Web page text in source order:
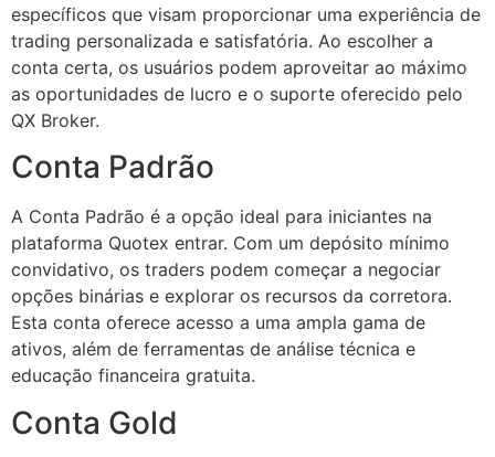
específicos que visam proporcionar uma experiência de
trading personalizada e satisfatória. Ao escolher a
conta certa, os usuários podem aproveitar ao máximo
as oportunidades de lucro e o suporte oferecido pelo
QX Broker.
Conta Padrão
A Conta Padrão é a opção ideal para iniciantes na
plataforma Quotex entrar. Com um depósito mínimo
convidativo, os traders podem começar a negociar
opções binárias e explorar os recursos da corretora.
Esta conta oferece acesso a uma ampla gama de
ativos, além de ferramentas de análise técnica e
educação financeira gratuita.
Conta Gold